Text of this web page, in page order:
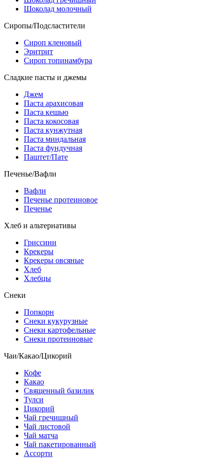
Шоколад молочный
Сиропы/Подсластители
Сироп кленовый
Эритрит
Сироп топинамбура
Сладкие пасты и джемы
Джем
Паста арахисовая
Паста кешью
Паста кокосовая
Паста кунжутная
Паста миндальная
Паста фундучная
Паштет/Пате
Печенье/Вафли
Вафли
Печенье протеиновое
Печенье
Хлеб и альтернативы
Гриссини
Крекеры
Крекеры овсяные
Хлеб
Хлебцы
Снеки
Попкорн
Снеки кукурузные
Снеки картофельные
Снеки протеиновые
Чаи/Какао/Цикорий
Кофе
Какао
Священный базилик
Тулси
Цикорий
Чай гречишный
Чай листовой
Чай матча
Чай пакетированный
Ассорти